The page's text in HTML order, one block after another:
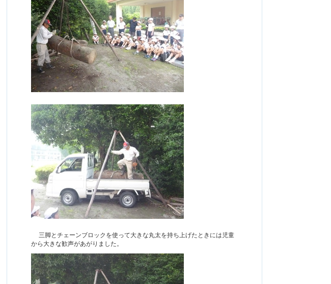
三脚とチェーンブロックを使って大きな丸太を持ち上げたときには児童
から大きな歓声があがりました。